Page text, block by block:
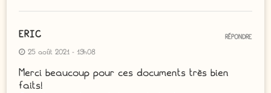
ERIC
25 août 2021 - 19h08
Merci beaucoup pour ces documents très bien
faits!
RÉPONDRE